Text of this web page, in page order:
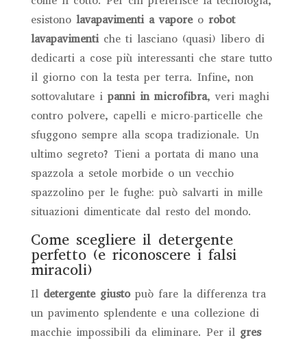
esistono lavapavimenti a vaporeo robot
lavapavimentiche ti lasciano (quasi) libero di
dedicarti a cose più interessanti che stare tutto
il giorno con la testa per terra. Infine, non
sottovalutare i panni in microfibra, veri maghi
contro polvere, capelli e micro-particelle che
sfuggono sempre alla scopa tradizionale. Un
ultimo segreto? Tieni a portata di mano una
spazzola a setole morbide o un vecchio
spazzolino per le fughe: può salvarti in mille
situazioni dimenticate dal resto del mondo.
Come scegliere il detergente
perfetto (e riconoscere i falsi
miracoli)
Il detergente giustopuò fare la differenza tra
un pavimento splendente e una collezione di
macchie impossibili da eliminare. Per il gres